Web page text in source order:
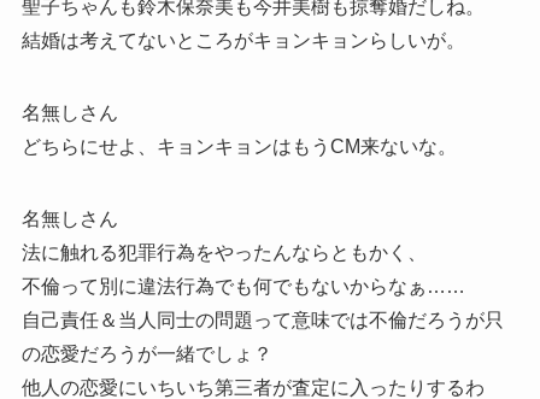
聖子ちゃんも鈴木保奈美も今井美樹も掠奪婚だしね。
結婚は考えてないところがキョンキョンらしいが。
名無しさん
どちらにせよ、キョンキョンはもうCM来ないな。
名無しさん
法に触れる犯罪行為をやったんならともかく、
不倫って別に違法行為でも何でもないからなぁ……
自己責任＆当人同士の問題って意味では不倫だろうが只
の恋愛だろうが一緒でしょ？
他人の恋愛にいちいち第三者が査定に入ったりするわ